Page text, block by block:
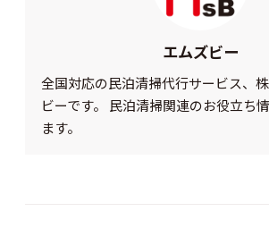
エムズビー
全国対応の民泊清掃代行サービス、
ビーです。 民泊清掃関連のお役立ち
ます。